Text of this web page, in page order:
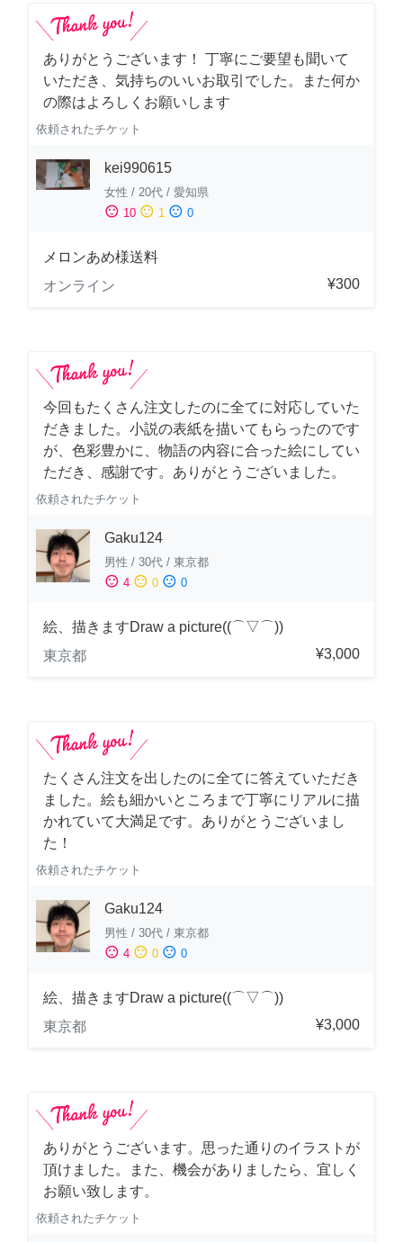
ありがとうございます！ 丁寧にご要望も聞いて
いただき、気持ちのいいお取引でした。また何か
の際はよろしくお願いします
依頼されたチケット
kei990615
女性 / 20代 / 愛知県
sentiment_satisfied 10 sentiment_neutral 1 sentiment_dissatisfied 0
メロンあめ様送料
オンライン
¥300
今回もたくさん注文したのに全てに対応していた
だきました。小説の表紙を描いてもらったのです
が、色彩豊かに、物語の内容に合った絵にしてい
ただき、感謝です。ありがとうございました。
依頼されたチケット
Gaku124
男性 / 30代 / 東京都
sentiment_satisfied 4 sentiment_neutral 0 sentiment_dissatisfied 0
絵、描きますDraw a picture((⌒▽⌒))
東京都
¥3,000
たくさん注文を出したのに全てに答えていただき
ました。絵も細かいところまで丁寧にリアルに描
かれていて大満足です。ありがとうございまし
た！
依頼されたチケット
Gaku124
男性 / 30代 / 東京都
sentiment_satisfied 4 sentiment_neutral 0 sentiment_dissatisfied 0
絵、描きますDraw a picture((⌒▽⌒))
東京都
¥3,000
ありがとうございます。思った通りのイラストが
頂けました。また、機会がありましたら、宜しく
お願い致します。
依頼されたチケット